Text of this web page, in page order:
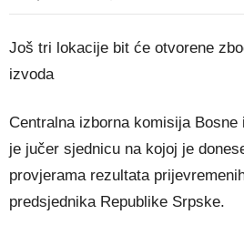
Još tri lokacije bit će otvorene
izvoda
Centralna izborna komisija
je jučer sjednicu na kojoj je
provjerama rezultata
predsjednika Republike Srpske.